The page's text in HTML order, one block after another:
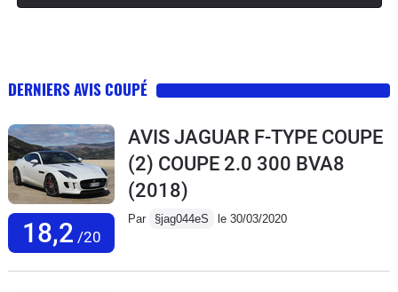
DERNIERS AVIS COUPÉ
18,2 /20
AVIS JAGUAR F-TYPE COUPE
(2) COUPE 2.0 300 BVA8
(2018)
Par §jag044eS le 30/03/2020